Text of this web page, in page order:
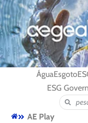
ÁguaEsgoto
ESG
AE Play